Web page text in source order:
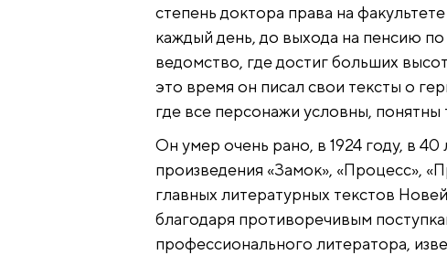
степень доктора права на
каждый день, до выхода на пенсию
ведомство, где достиг больших
это время он писал свои тексты о
где все персонажи условны, понятны
Он умер очень рано, в 1924 году, в 40
произведения «Замок», «Процесс»,
главных литературных текстов
благодаря противоречивым
профессионального литератора,